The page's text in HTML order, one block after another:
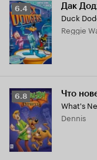
Рейтинг
Кинопоиска
6.4
6.4 Дак
Duck
Reggie
Рейтинг
Кинопоиска
6.8
6.8 Что
What's
Dennis